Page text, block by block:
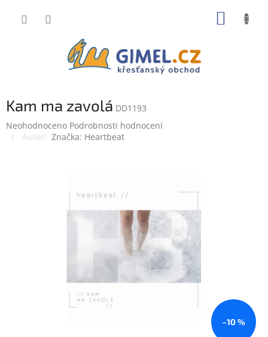
Kam ma zavolá DD1193
Průměrné
hodnocení
Neohodnoceno Podrobnosti hodnocení
Značka: Heartbeat
–10 %